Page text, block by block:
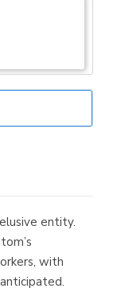
entity.
with